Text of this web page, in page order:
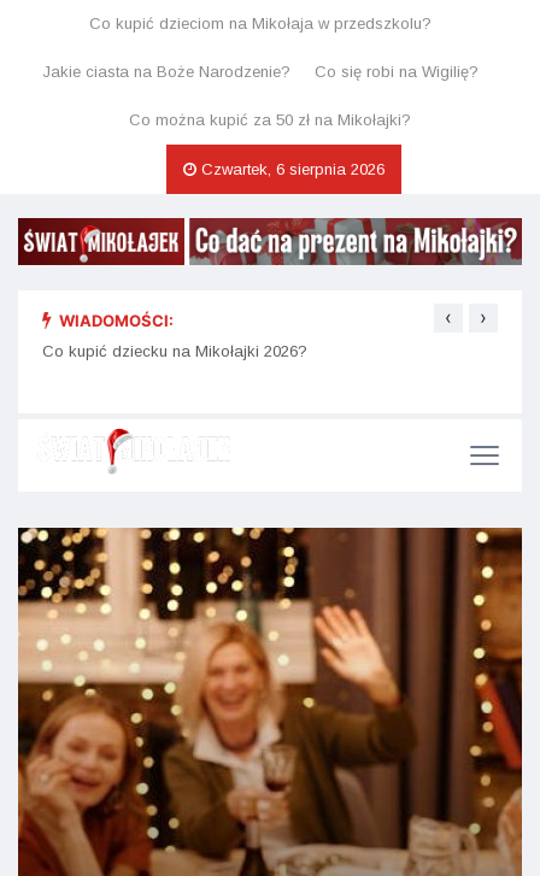
Co kupić dzieciom na Mikołaja w przedszkolu?
Jakie ciasta na Boże Narodzenie? Co się robi na Wigilię?
Co można kupić za 50 zł na Mikołajki?
Czwartek, 6 sierpnia 2026
WIADOMOŚCI:
Jakie prezenty na mikołajki do 50 zł są naprawdę fajne?
‹ ›